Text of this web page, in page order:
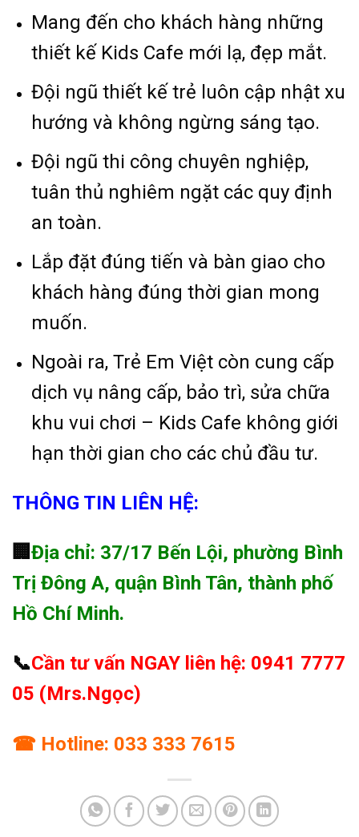
Mang đến cho khách hàng những
thiết kế Kids Cafe mới lạ, đẹp mắt.
Đội ngũ thiết kế trẻ luôn cập nhật xu
hướng và không ngừng sáng tạo.
Đội ngũ thi công chuyên nghiệp,
tuân thủ nghiêm ngặt các quy định
an toàn.
Lắp đặt đúng tiến và bàn giao cho
khách hàng đúng thời gian mong
muốn.
Ngoài ra, Trẻ Em Việt còn cung cấp
dịch vụ nâng cấp, bảo trì, sửa chữa
khu vui chơi – Kids Cafe không giới
hạn thời gian cho các chủ đầu tư.
THÔNG TIN LIÊN HỆ:
🏢 Địa chỉ: 37/17 Bến Lội, phường Bình
Trị Đông A, quận Bình Tân, thành phố
Hồ Chí Minh.
📞Cần tư vấn NGAY liên hệ: 0941 7777
05 (Mrs.Ngọc)
☎ Hotline: 033 333 7615